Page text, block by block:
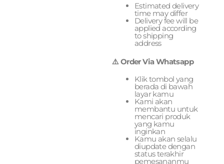
Estimated delivery
time may differ
Delivery fee will be
applied according
to shipping
address
⚠️ Order Via Whatsapp
Klik tombol yang
berada di bawah
layar kamu
Kami akan
membantu untuk
mencari produk
yang kamu
inginkan
Kamu akan selalu
diupdate dengan
status terakhir
pemesananmu